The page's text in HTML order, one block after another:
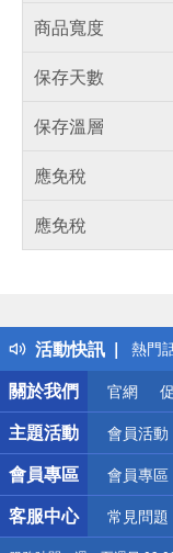
商品寬度
保存天數
保存溫層
應免稅
應免稅
活動快訊
得獎
熱門
銀行
偏遠
詐騙
關於我們
官網
主題活動 會員活動
會員專區 會員專區
客服中心 常見問題